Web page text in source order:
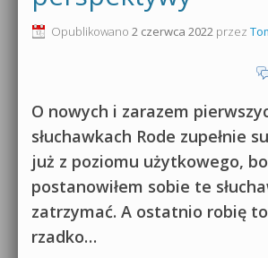
Produkcja muzyczna od podstaw
Sound Forge od podstaw
Dubstep z syntezatorem Massive
Kontakt 5 Kompendium
Pakiety
0dB.pl - informacje
Materiały dla mediów
Archiwum aktualności
Polityka prywatności
Regulamin
Opublikowano 2 czerwca 2022 przez
O nowych i zarazem
słuchawkach Rode zupełnie
już z poziomu użytkowego, bo
postanowiłem sobie te
zatrzymać. A ostatnio robię
rzadko…